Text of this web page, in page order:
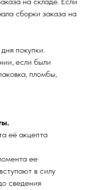
сборки заказа на
покупки.
если были
пломбы,
её акцепта
ее
в силу
сведения